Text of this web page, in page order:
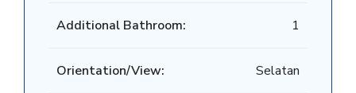
Additional Bathroom: 1
Orientation/View: Selatan